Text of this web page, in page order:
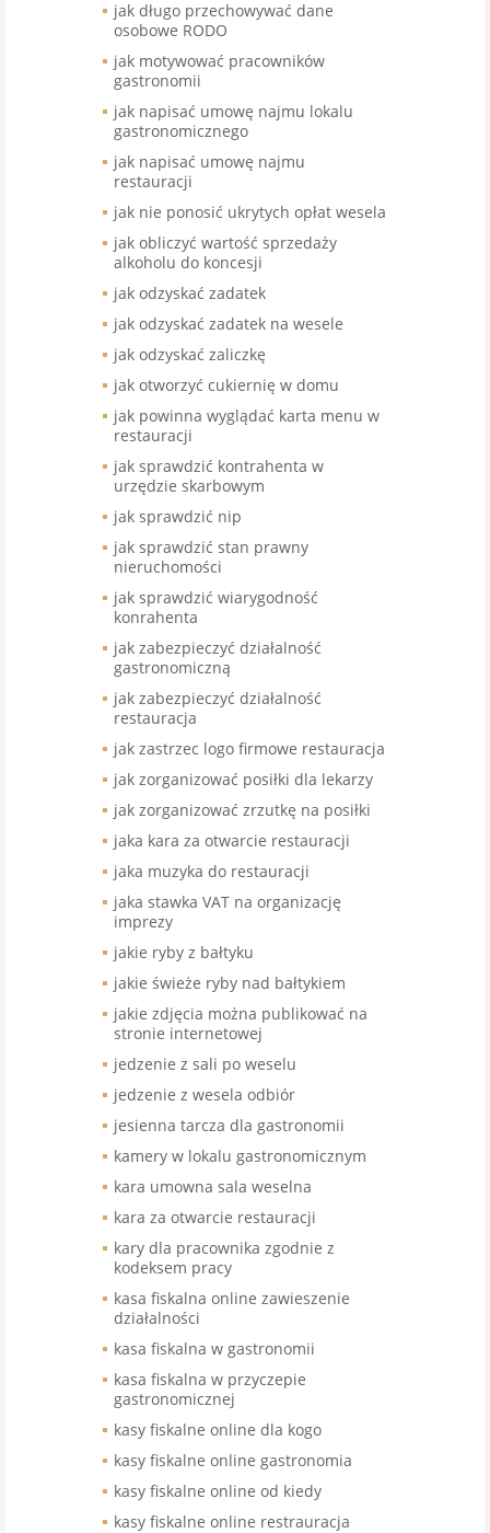
jak długo przechowywać dane
osobowe RODO
jak motywować pracowników
gastronomii
jak napisać umowę najmu lokalu
gastronomicznego
jak napisać umowę najmu
restauracji
jak nie ponosić ukrytych opłat wesela
jak obliczyć wartość sprzedaży
alkoholu do koncesji
jak odzyskać zadatek
jak odzyskać zadatek na wesele
jak odzyskać zaliczkę
jak otworzyć cukiernię w domu
jak powinna wyglądać karta menu w
restauracji
jak sprawdzić kontrahenta w
urzędzie skarbowym
jak sprawdzić nip
jak sprawdzić stan prawny
nieruchomości
jak sprawdzić wiarygodność
konrahenta
jak zabezpieczyć działalność
gastronomiczną
jak zabezpieczyć działalność
restauracja
jak zastrzec logo firmowe restauracja
jak zorganizować posiłki dla lekarzy
jak zorganizować zrzutkę na posiłki
jaka kara za otwarcie restauracji
jaka muzyka do restauracji
jaka stawka VAT na organizację
imprezy
jakie ryby z bałtyku
jakie świeże ryby nad bałtykiem
jakie zdjęcia można publikować na
stronie internetowej
jedzenie z sali po weselu
jedzenie z wesela odbiór
jesienna tarcza dla gastronomii
kamery w lokalu gastronomicznym
kara umowna sala weselna
kara za otwarcie restauracji
kary dla pracownika zgodnie z
kodeksem pracy
kasa fiskalna online zawieszenie
działalności
kasa fiskalna w gastronomii
kasa fiskalna w przyczepie
gastronomicznej
kasy fiskalne online dla kogo
kasy fiskalne online gastronomia
kasy fiskalne online od kiedy
kasy fiskalne online restrauracja